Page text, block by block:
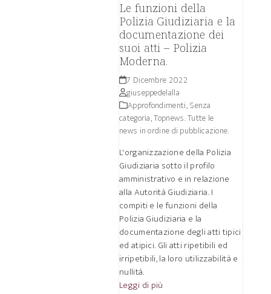
Le funzioni della
Polizia Giudiziaria e la
documentazione dei
suoi atti – Polizia
Moderna.
7 Dicembre 2022
giuseppedelalla
Approfondimenti,Senza
categoria,Topnews. Tutte le
news in ordine di pubblicazione.
L'organizzazione della Polizia
Giudiziaria sotto il profilo
amministrativo e in relazione
alla Autorità Giudiziaria. I
compiti e le funzioni della
Polizia Giudiziaria e la
documentazione degli atti tipici
ed atipici. Gli atti ripetibili ed
irripetibili, la loro utilizzabilità e
nullità.
Leggi di più